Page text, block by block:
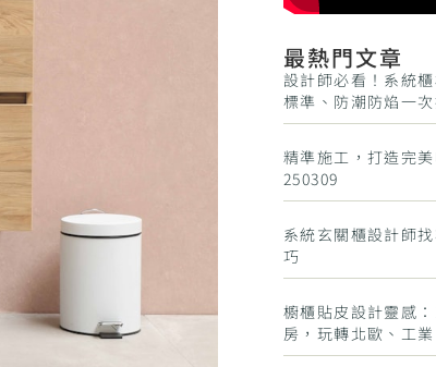
最熱門文章
設計師必看！系統
標準、防潮防焰一
精準施工，打造完
250309
系統玄關櫃設計師
巧
櫥櫃貼皮設計靈感
房，玩轉北歐、工業